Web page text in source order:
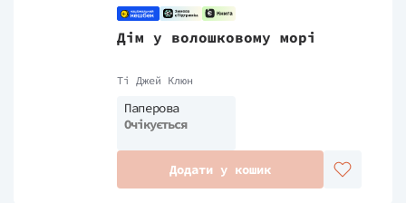
Дім у волошковому морі
Ті Джей Клюн
Паперова
Очікується
Додати у кошик